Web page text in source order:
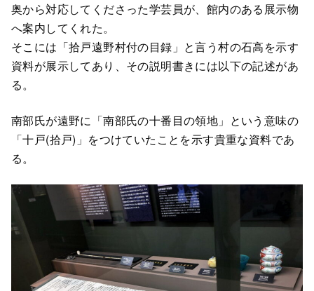
奥から対応してくださった学芸員が、館内のある展示物
へ案内してくれた。
そこには「拾戸遠野村付の目録」と言う村の石高を示す
資料が展示してあり、その説明書きには以下の記述があ
る。
南部氏が遠野に「南部氏の十番目の領地」という意味の
「十戸(拾戸)」をつけていたことを示す貴重な資料であ
る。